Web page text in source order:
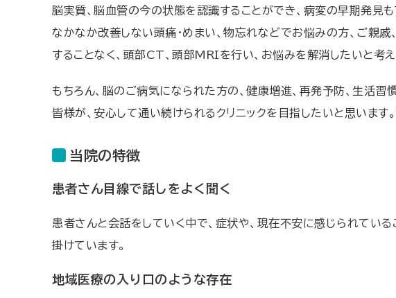
脳実質、脳血管の今の状態を認識することができ、病変の早期発見も
なかなか改善しない頭痛・めまい、物忘れなどでお悩みの方、ご親
することなく、頭部CT、頭部MRIを行い、お悩みを解消したいと考え
もちろん、脳のご病気になられた方の、健康増進、再発予防、生活
皆様が、安心して通い続けられるクリニックを目指したいと思います
当院の特徴
患者さん目線で話しをよく聞く
患者さんと会話をしていく中で、症状や、現在不安に感じられてい
掛けています。
地域医療の入り口のよう な存在